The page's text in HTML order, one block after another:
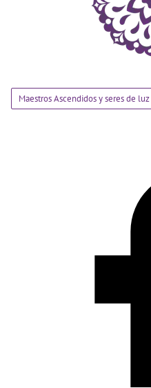
Maestros Ascendidos y seres de luz